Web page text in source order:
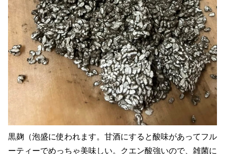
黒麹（泡盛に使われます。甘酒にすると酸味があってフル
ーティーでめっちゃ美味しい。クエン酸強いので、雑菌に